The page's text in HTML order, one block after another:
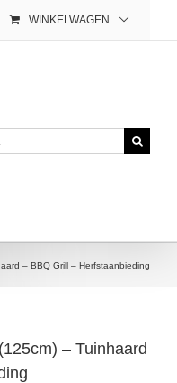
WINKELWAGEN
– BBQ Grill – Herfstaanbieding
– Tuinhaard